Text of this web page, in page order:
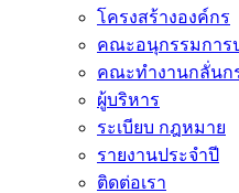
โครงสร้างองค์กร
คณะอนุกรรมการ
คณะทำงานกลั่นก
ผู้บริหาร
ระเบียบ กฎหมาย
รายงานประจำปี
ติดต่อเรา